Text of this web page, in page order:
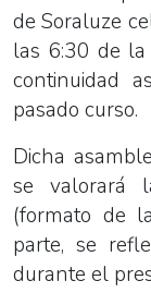
de Soraluze
las 6:30 de la
continuidad
pasado curso.
Dicha
se valorará
(formato de
parte, se
durante el